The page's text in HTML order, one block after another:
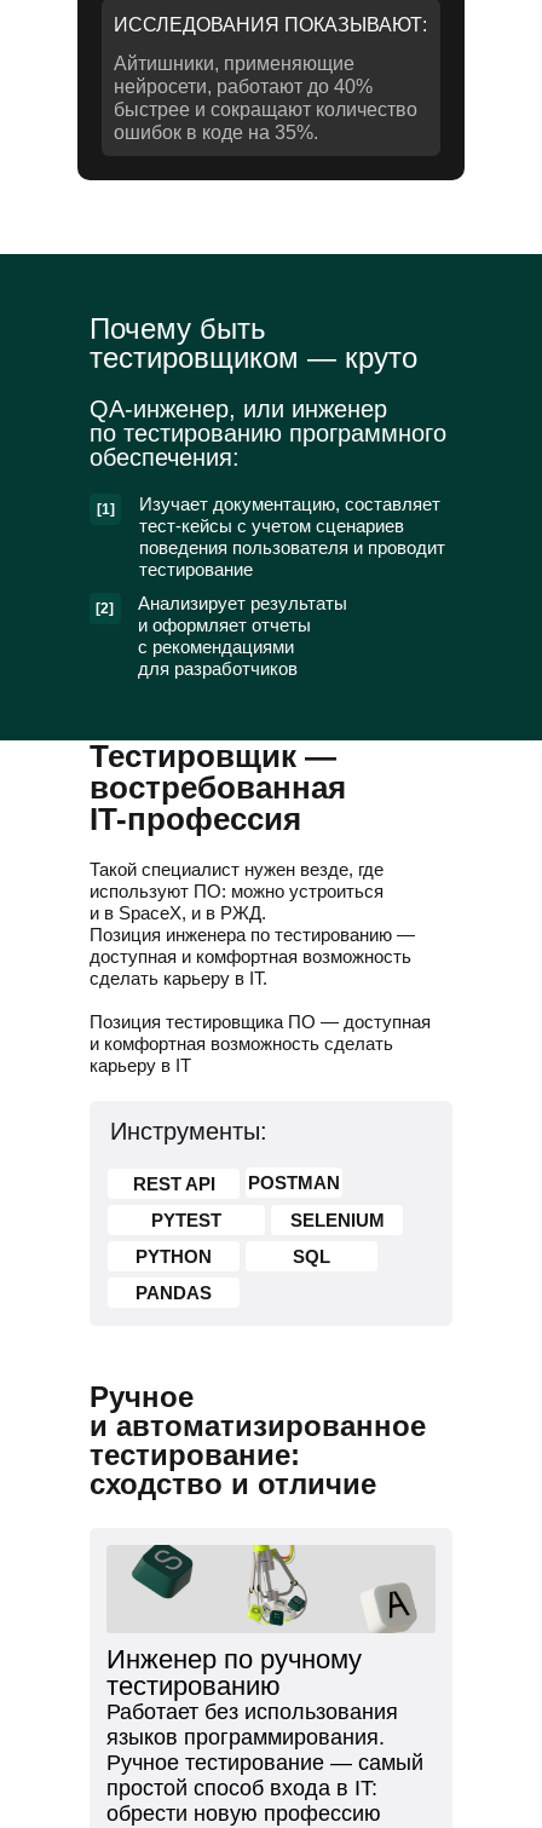
ИССЛЕДОВАНИЯ ПОКАЗЫВАЮТ:
Айтишники, применяющие
нейросети, работают до 40%
быстрее и сокращают количество
ошибок в коде на 35%.
Почему быть
тестировщиком — круто
[1]
Изучает документацию, составляет
тест-кейсы с учетом сценариев
поведения пользователя и проводит
тестирование
[2]
Анализирует результаты
и оформляет отчеты
с рекомендациями
для разработчиков
QA-инженер, или инженер
по тестированию программного
обеспечения:
Тестировщик —
востребованная
IT-профессия
Такой специалист нужен везде, где
используют ПО: можно устроиться
и в SpaceX, и в РЖД.
Позиция инженера по тестированию —
доступная и комфортная возможность
сделать карьеру в IT.
Позиция тестировщика ПО — доступная
и комфортная возможность сделать
карьеру в IT
Инструменты:
SELENIUM
PYTEST
PYTHON
SQL
PANDAS
POSTMAN
REST API
Ручное
и автоматизированное
тестирование:
сходство и отличие
Инженер по ручному
тестированию
Работает без использования
языков программирования.
Ручное тестирование — самый
простой способ входа в IT:
обрести новую профессию